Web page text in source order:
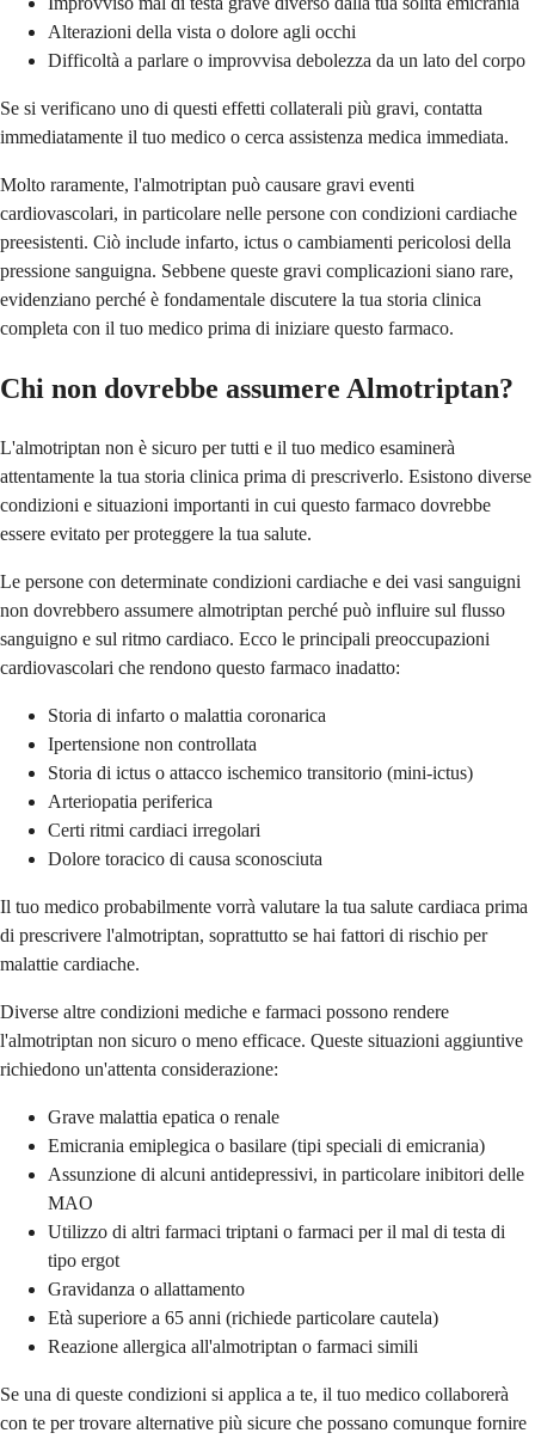
Alterazioni della vista o dolore agli occhi
Difficoltà a parlare o improvvisa debolezza da un lato del corpo
Se si verificano uno di questi effetti collaterali più gravi, contatta
immediatamente il tuo medico o cerca assistenza medica immediata.
Molto raramente, l'almotriptan può causare gravi eventi
cardiovascolari, in particolare nelle persone con condizioni cardiache
preesistenti. Ciò include infarto, ictus o cambiamenti pericolosi della
pressione sanguigna. Sebbene queste gravi complicazioni siano rare,
evidenziano perché è fondamentale discutere la tua storia clinica
completa con il tuo medico prima di iniziare questo farmaco.
Chi non dovrebbe assumere Almotriptan?
L'almotriptan non è sicuro per tutti e il tuo medico esaminerà
attentamente la tua storia clinica prima di prescriverlo. Esistono diverse
condizioni e situazioni importanti in cui questo farmaco dovrebbe
essere evitato per proteggere la tua salute.
Le persone con determinate condizioni cardiache e dei vasi sanguigni
non dovrebbero assumere almotriptan perché può influire sul flusso
sanguigno e sul ritmo cardiaco. Ecco le principali preoccupazioni
cardiovascolari che rendono questo farmaco inadatto:
Storia di infarto o malattia coronarica
Ipertensione non controllata
Storia di ictus o attacco ischemico transitorio (mini-ictus)
Arteriopatia periferica
Certi ritmi cardiaci irregolari
Dolore toracico di causa sconosciuta
Il tuo medico probabilmente vorrà valutare la tua salute cardiaca prima
di prescrivere l'almotriptan, soprattutto se hai fattori di rischio per
malattie cardiache.
Diverse altre condizioni mediche e farmaci possono rendere
l'almotriptan non sicuro o meno efficace. Queste situazioni aggiuntive
richiedono un'attenta considerazione:
Grave malattia epatica o renale
Emicrania emiplegica o basilare (tipi speciali di emicrania)
Assunzione di alcuni antidepressivi, in particolare inibitori delle
MAO
Utilizzo di altri farmaci triptani o farmaci per il mal di testa di
tipo ergot
Gravidanza o allattamento
Età superiore a 65 anni (richiede particolare cautela)
Reazione allergica all'almotriptan o farmaci simili
Se una di queste condizioni si applica a te, il tuo medico collaborerà
con te per trovare alternative più sicure che possano comunque fornire